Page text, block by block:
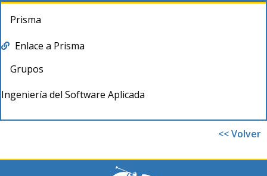
Prisma
Enlace a Prisma
Grupos
Ingeniería del Software Aplicada
<< Volver